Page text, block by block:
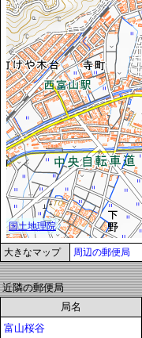
大きなマップ 周辺の郵便局
近隣の郵便局
局名
富山桜谷